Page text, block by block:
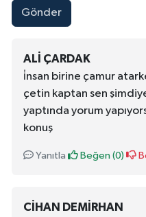
Gönder
ALİ ÇARDAK
i̇nsan birine çamur
çetin kaptan sen
yaptında yorum
konuş
Yanıtla Beğen (0)
CIHAN DEMIRHAN